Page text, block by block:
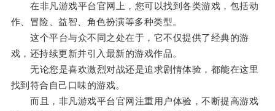
在非凡游戏平台官网上，您可以找到各类游戏，包括动
作、冒险、益智、角色扮演等多种类型。
这个平台与众不同之处在于，它不仅提供了经典的游
戏，还持续更新并引入最新的游戏作品。
无论您是喜欢激烈对战还是追求剧情体验，都能在这里
找到符合自己口味的游戏。
而且，非凡游戏平台官网注重用户体验，不断提高游戏